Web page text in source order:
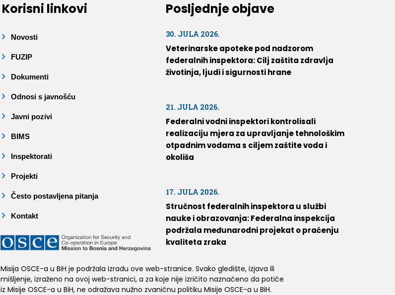
Korisni linkovi
Novosti
FUZIP
Dokumenti
Odnosi s javnošću
Javni pozivi
BIMS
Inspektorati
Projekti
Često postavljena pitanja
Kontakt
Misija OSCE-a u BiH je podržala izradu ove web-stranice. Svako gledište, izjava ili
mišljenje, izraženo na ovoj web-stranici, a za koje nije izričito naznačeno da potiče
iz Misije OSCE-a u BiH, ne odražava nužno zvaničnu politiku Misije OSCE-a u BiH.
Posljednje objave
30. JULA 2026.
Veterinarske apoteke pod nadzorom
federalnih inspektora: Cilj zaštita zdravlja
životinja, ljudi i sigurnosti hrane
21. JULA 2026.
Federalni vodni inspektori kontrolisali
realizaciju mjera za upravljanje tehnološkim
otpadnim vodama s ciljem zaštite voda i
okoliša
17. JULA 2026.
Stručnost federalnih inspektora u službi
nauke i obrazovanja: Federalna inspekcija
podržala međunarodni projekat o praćenju
kvaliteta zraka